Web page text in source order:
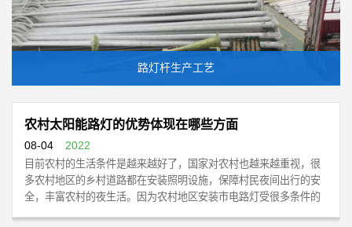
路灯杆生产工艺
农村太阳能路灯的优势体现在哪些方面
08-04 2022
目前农村的生活条件是越来越好了，国家对农村也越来越重视，很
多农村地区的乡村道路都在安装照明设施，保障村民夜间出行的安
全，丰富农村的夜生活。因为农村地区安装市电路灯受很多条件的